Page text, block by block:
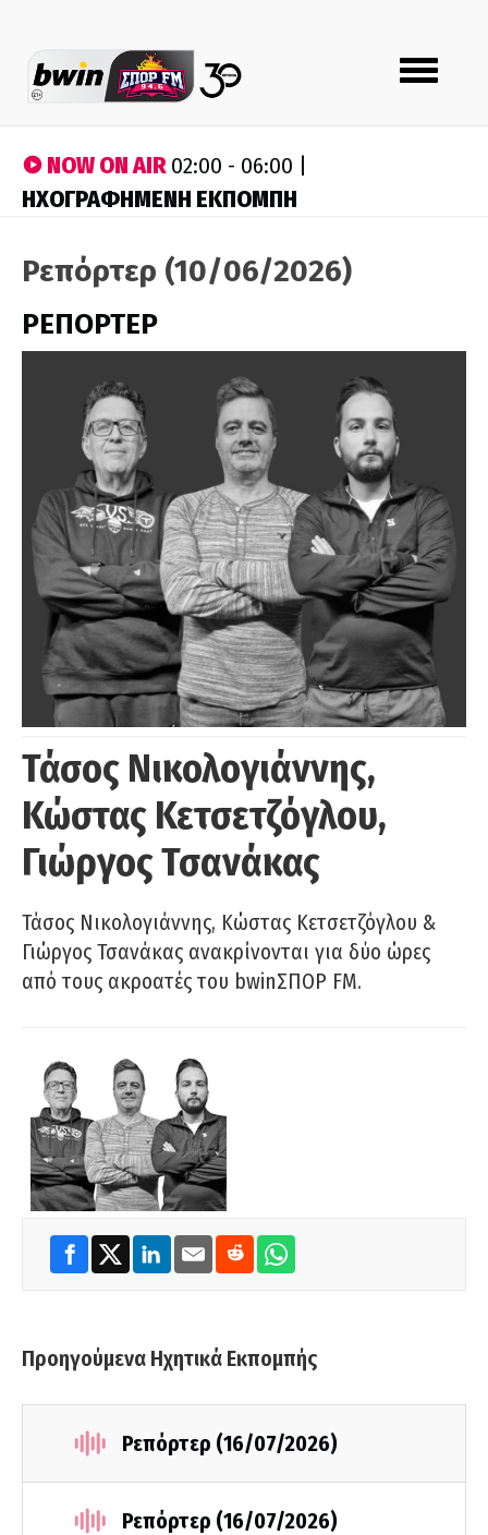
Toggle
navigation
NOW ON AIR02:00 - 06:00 |
ΗΧΟΓΡΑΦΗΜΕΝΗ ΕΚΠΟΜΠΗ
Ρεπόρτερ (10/06/2026)
ΡΕΠΟΡΤΕΡ
Τάσος Νικολογιάννης,
Κώστας Κετσετζόγλου,
Γιώργος Τσανάκας
Τάσος Νικολογιάννης, Κώστας Κετσετζόγλου &
Γιώργος Τσανάκας ανακρίνονται για δύο ώρες
από τους ακροατές του bwinΣΠΟΡ FM.
Προηγούμενα Ηχητικά Εκπομπής
Ρεπόρτερ (16/07/2026)
Ρεπόρτερ (16/07/2026)